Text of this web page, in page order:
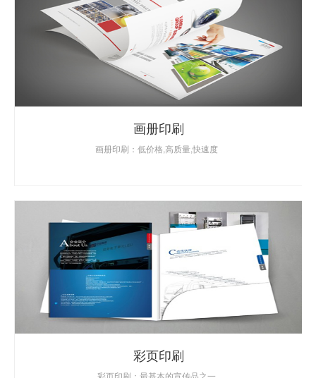
画册印刷
画册印刷：低价格,高质量,快速度
彩页印刷
彩页印刷：最基本的宣传品之一